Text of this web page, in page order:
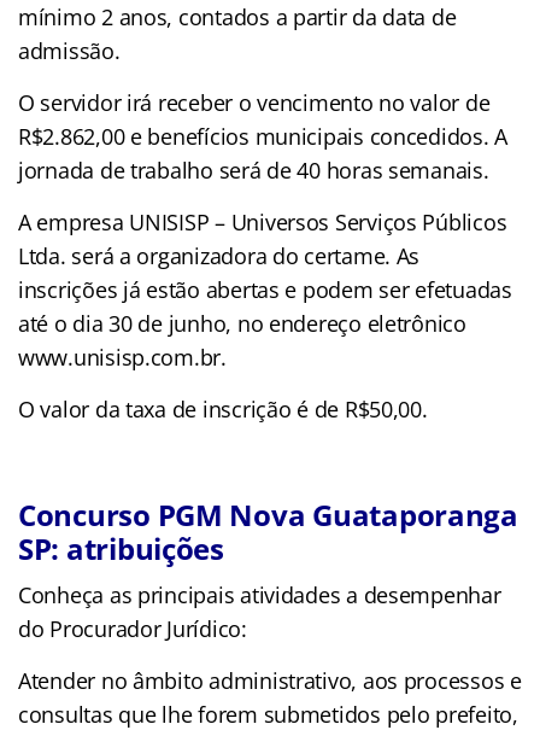
mínimo 2 anos, contados a partir da data de
admissão.
O servidor irá receber o vencimento no valor de
R$2.862,00 e benefícios municipais concedidos. A
jornada de trabalho será de 40 horas semanais.
A empresa UNISISP – Universos Serviços Públicos
Ltda. será a organizadora do certame. As
inscrições já estão abertas e podem ser efetuadas
até o dia 30 de junho, no endereço eletrônico
www.unisisp.com.br.
O valor da taxa de inscrição é de R$50,00.
Concurso PGM Nova Guataporanga
SP: atribuições
Conheça as principais atividades a desempenhar
do Procurador Jurídico:
Atender no âmbito administrativo, aos processos e
consultas que lhe forem submetidos pelo prefeito,